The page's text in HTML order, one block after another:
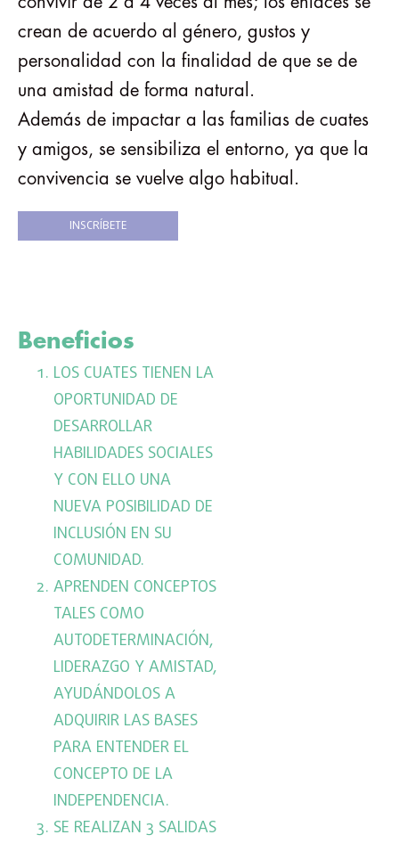
crean de acuerdo al género, gustos y
personalidad con la finalidad de que se de
una amistad de forma natural.
Además de impactar a las familias de cuates
y amigos, se sensibiliza el entorno, ya que la
convivencia se vuelve algo habitual.
INSCRÍBETE
Beneficios
LOS CUATES TIENEN LA
OPORTUNIDAD DE
DESARROLLAR
HABILIDADES SOCIALES
Y CON ELLO UNA
NUEVA POSIBILIDAD DE
INCLUSIÓN EN SU
COMUNIDAD.
APRENDEN CONCEPTOS
TALES COMO
AUTODETERMINACIÓN,
LIDERAZGO Y AMISTAD,
AYUDÁNDOLOS A
ADQUIRIR LAS BASES
PARA ENTENDER EL
CONCEPTO DE LA
INDEPENDENCIA.
SE REALIZAN 3 SALIDAS